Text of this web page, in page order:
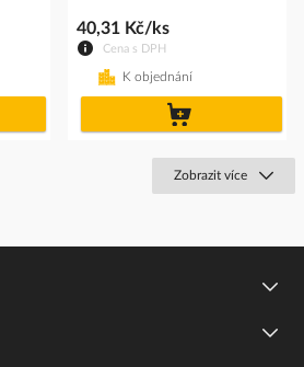
Cena s DPH
40,31 Kč/ks
K objednání
Zobrazit více